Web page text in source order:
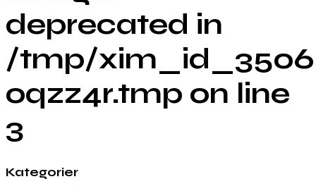
deprecated in
/tmp/
oqzz4r.tmp on line
3
Kategorier